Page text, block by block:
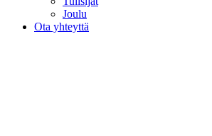
Joulu
Ota yhteyttä